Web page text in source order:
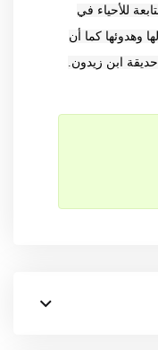
للأحياء في
وهدوئها كما أن
ابن زيدون.